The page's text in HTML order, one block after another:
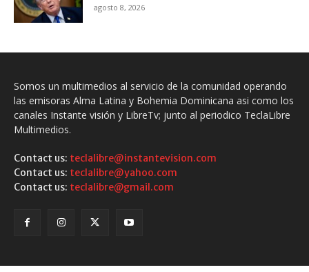
agosto 8, 2026
Somos un multimedios al servicio de la comunidad operando
las emisoras Alma Latina y Bohemia Dominicana asi como los
canales Instante visión y LibreTv; junto al periodico TeclaLibre
Multimedios.
Contact us: teclalibre@instantevision.com
Contact us: teclalibre@yahoo.com
Contact us: teclalibre@gmail.com